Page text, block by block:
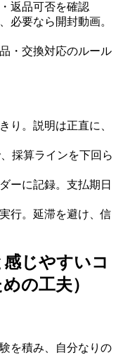
返品可否を確認
必要なら開封動画。
・交換対応のルール
り。説明は正直に、
採算ラインを下回ら
ーに記録。支払期日
行。延滞を避け、信
感じやすいコ
の工夫）
を積み、自分なりの